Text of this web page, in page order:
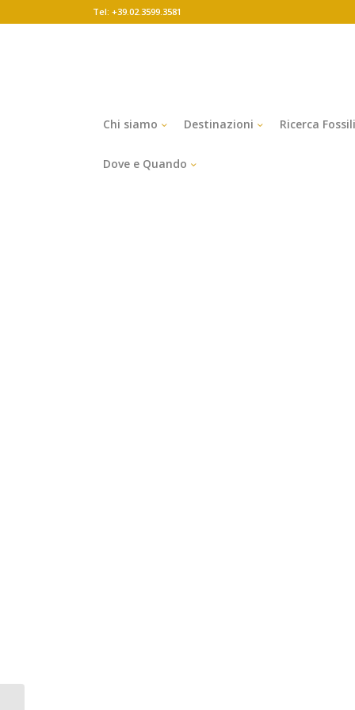
Tel: +39.02.3599.3581
Chi siamo Destinazioni Ricerca Fossili
Dove e Quando